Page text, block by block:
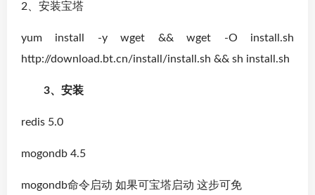
2、安装宝塔
yum install -y wget && wget -O install.sh
http://download.bt.cn/install/install.sh && sh install.sh
3、安装
redis 5.0
mogondb 4.5
mogondb命令启动 如果可宝塔启动 这步可免